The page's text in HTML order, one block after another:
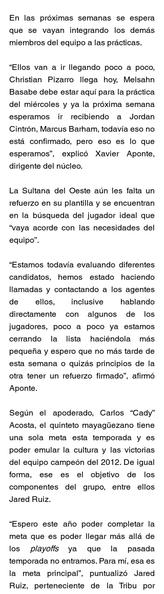
En las próximas semanas se espera
que se vayan integrando los demás
miembros del equipo a las prácticas.
“Ellos van a ir llegando poco a poco,
Christian Pizarro llega hoy, Melsahn
Basabe debe estar aquí para la práctica
del miércoles y ya la próxima semana
esperamos ir recibiendo a Jordan
Cintrón, Marcus Barham, todavía eso no
está confirmado, pero eso es lo que
esperamos”, explicó Xavier Aponte,
dirigente del núcleo.
La Sultana del Oeste aún les falta un
refuerzo en su plantilla y se encuentran
en la búsqueda del jugador ideal que
“vaya acorde con las necesidades del
equipo”.
“Estamos todavía evaluando diferentes
candidatos, hemos estado haciendo
llamadas y contactando a los agentes
de ellos, inclusive hablando
directamente con algunos de los
jugadores, poco a poco ya estamos
cerrando la lista haciéndola más
pequeña y espero que no más tarde de
esta semana o quizás principios de la
otra tener un refuerzo firmado”, afirmó
Aponte.
Según el apoderado, Carlos “Cady”
Acosta, el quinteto mayagüezano tiene
una sola meta esta temporada y es
poder emular la cultura y las victorias
del equipo campeón del 2012. De igual
forma, ese es el objetivo de los
componentes del grupo, entre ellos
Jared Ruiz.
“Espero este año poder completar la
meta que es poder llegar más allá de
los playoffs ya que la pasada
temporada no entramos. Para mí, esa es
la meta principal”, puntualizó Jared
Ruiz, perteneciente de la Tribu por